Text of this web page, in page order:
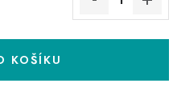
KOŠÍKU